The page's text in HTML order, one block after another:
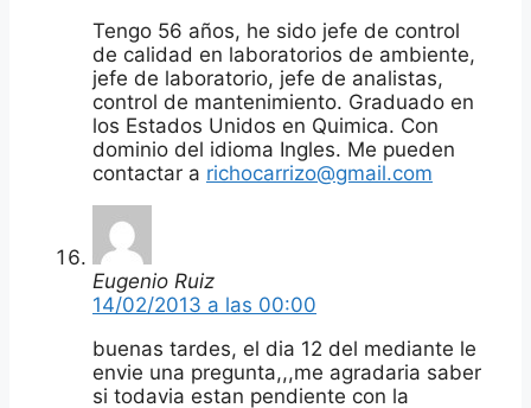
Tengo 56 años, he sido jefe de control
de calidad en laboratorios de ambiente,
jefe de laboratorio, jefe de analistas,
control de mantenimiento. Graduado en
los Estados Unidos en Quimica. Con
dominio del idioma Ingles. Me pueden
contactar a richocarrizo@gmail.com
Eugenio Ruiz
14/02/2013 a las 00:00
buenas tardes, el dia 12 del mediante le
envie una pregunta,,,me agradaria saber
si todavia estan pendiente con la